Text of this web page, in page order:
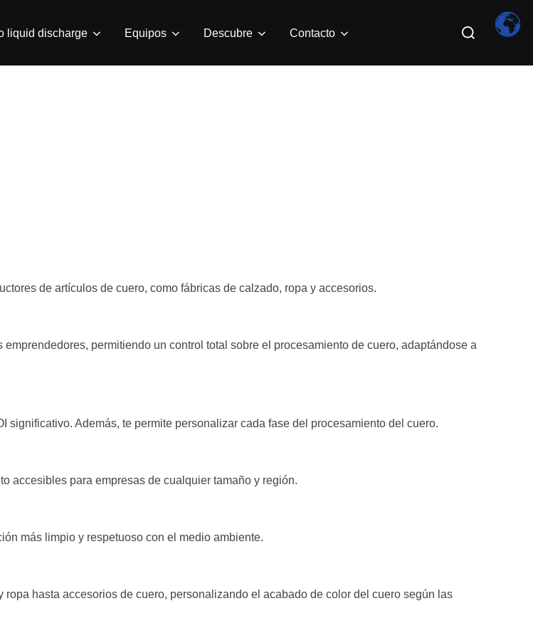
liquid discharge Equipos Descubre Contacto
Buscar:
de artículos de cuero, como fábricas de calzado, ropa y accesorios.
permitiendo un control total sobre el procesamiento de cuero, adaptándose a
Además, te permite personalizar cada fase del procesamiento del cuero.
accesibles para empresas de cualquier tamaño y región.
más limpio y respetuoso con el medio ambiente.
hasta accesorios de cuero, personalizando el acabado de color del cuero según las